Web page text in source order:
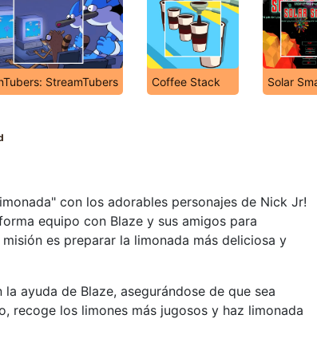
StreamTubers Coffee Stack Solar
con los adorables personajes de Nick Jr!
equipo con Blaze y sus amigos para
es preparar la limonada más deliciosa y
ayuda de Blaze, asegurándose de que sea
recoge los limones más jugosos y haz limonada